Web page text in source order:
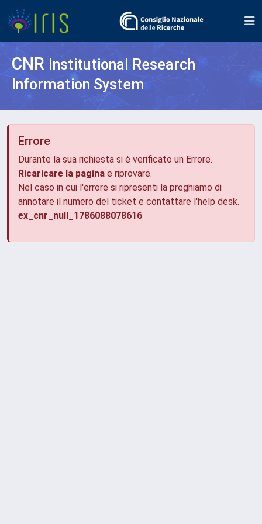
CNR Institutional Research
Information System
Errore
Durante la sua richiesta si è verificato un Errore.
Ricaricare la pagina e riprovare.
Nel caso in cui l'errore si ripresenti la preghiamo di
annotare il numero del ticket e contattare l'help desk.
ex_cnr_null_1786088078616